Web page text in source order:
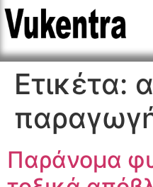
Ετικέτα:
Παράνομα